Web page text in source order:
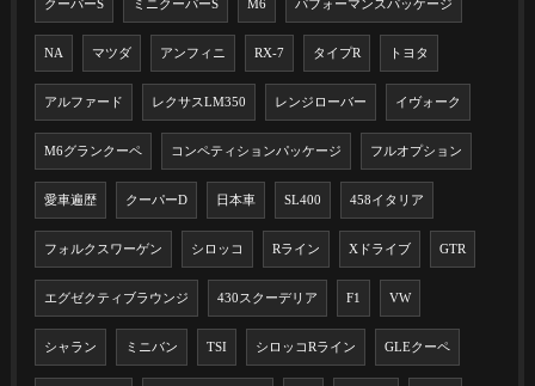
クーパーS ミニクーパーS M6 パフォーマンスパッケージ
NA マツダ アンフィニ RX-7 タイプR トヨタ
アルファード レクサスLM350 レンジローバー イヴォーク
M6グランクーペ コンペティションパッケージ フルオプション
愛車遍歴 クーパーD 日本車 SL400 458イタリア
フォルクスワーゲン シロッコ Rライン Xドライブ GTR
エグゼクティブラウンジ 430スクーデリア F1 VW
シャラン ミニバン TSI シロッコRライン GLEクーペ